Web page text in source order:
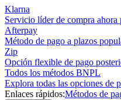
Klarna
Servicio líder de compra ahora
Afterpay
Método de pago a plazos
Zip
Opción flexible de pago
Todos los métodos BNPL
Explora todas las opciones de
Enlaces rápidos:Métodos de